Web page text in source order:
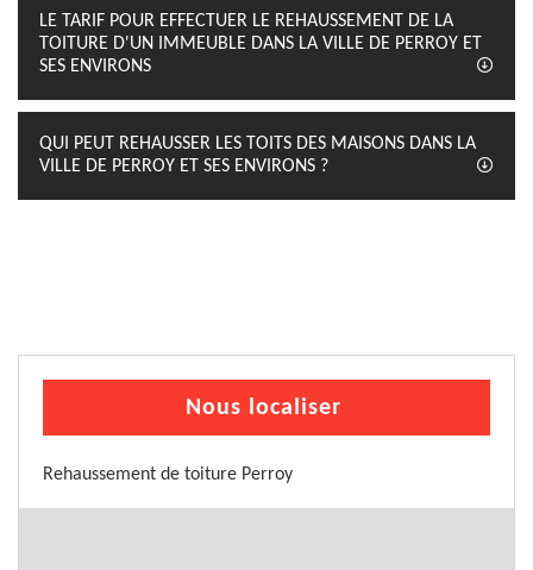
LE TARIF POUR EFFECTUER LE REHAUSSEMENT DE LA
TOITURE D'UN IMMEUBLE DANS LA VILLE DE PERROY ET
SES ENVIRONS
QUI PEUT REHAUSSER LES TOITS DES MAISONS DANS LA
VILLE DE PERROY ET SES ENVIRONS ?
Nous localiser
Rehaussement de toiture Perroy